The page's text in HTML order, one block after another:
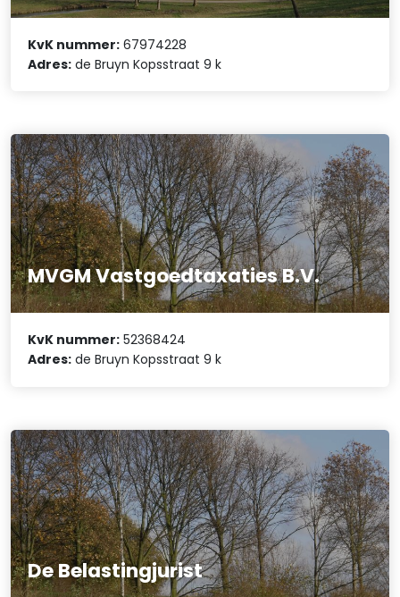
KvK nummer: 67974228
Adres: de Bruyn Kopsstraat 9 k
MVGM Vastgoedtaxaties B.V.
KvK nummer: 52368424
Adres: de Bruyn Kopsstraat 9 k
De Belastingjurist